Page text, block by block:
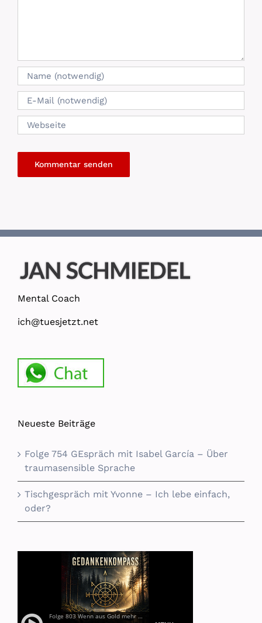
Mental Coach
ich@tuesjetzt.net
Neueste Beiträge
Folge 754 GEspräch mit Isabel García – Über
traumasensible Sprache
Tischgespräch mit Yvonne – Ich lebe einfach,
oder?